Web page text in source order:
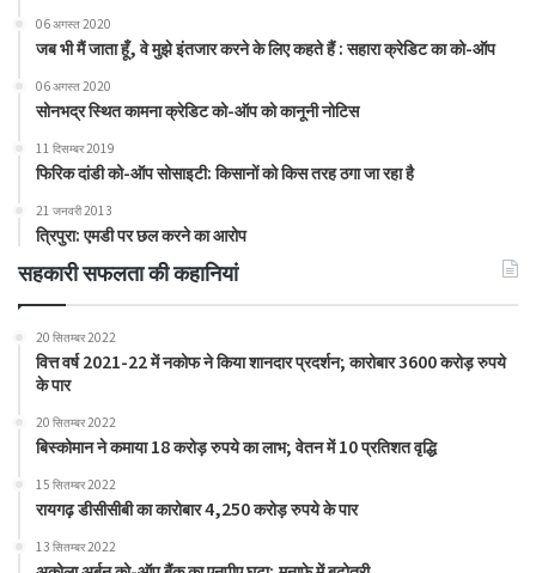
06 अगस्त 2020
जब भी मैं जाता हूँ, वे मुझे इंतजार करने के लिए कहते हैं : सहारा क्रेडिट का को-ऑप
06 अगस्त 2020
सोनभद्र स्थित कामना क्रेडिट को-ऑप को कानूनी नोटिस
11 दिसम्बर 2019
फिरिक दांडी को-ऑप सोसाइटी: किसानों को किस तरह ठगा जा रहा है
21 जनवरी 2013
त्रिपुरा: एमडी पर छल करने का आरोप
सहकारी सफलता की कहानियां
20 सितम्बर 2022
वित्त वर्ष 2021-22 में नकोफ ने किया शानदार प्रदर्शन; कारोबार 3600 करोड़ रुपये
के पार
20 सितम्बर 2022
बिस्कोमान ने कमाया 18 करोड़ रुपये का लाभ; वेतन में 10 प्रतिशत वृद्धि
15 सितम्बर 2022
रायगढ़ डीसीसीबी का कारोबार 4,250 करोड़ रुपये के पार
13 सितम्बर 2022